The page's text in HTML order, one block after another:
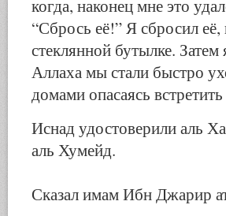
когда, наконец мне это
“Сбрось её!” Я сбросил её,
стеклянной бутылке.
Аллаха мы стали быстро
домами опасаясь
Иснад удостоверили аль
аль Хумейд.
Сказал имам Ибн Джарир